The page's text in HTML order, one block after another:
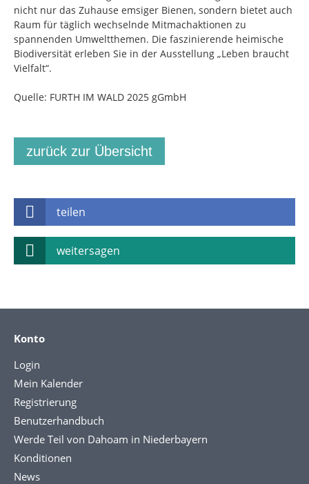
nicht nur das Zuhause emsiger Bienen, sondern bietet auch
Raum für täglich wechselnde Mitmachaktionen zu
spannenden Umweltthemen. Die faszinierende heimische
Biodiversität erleben Sie in der Ausstellung „Leben braucht
Vielfalt“.
Quelle: FURTH IM WALD 2025 gGmbH
zurück zur Übersicht
teilen
weitersagen
Konto
Login
Mein Kalender
Registrierung
Benutzerhandbuch
Werde Teil von Dahoam in Niederbayern
Konditionen
News